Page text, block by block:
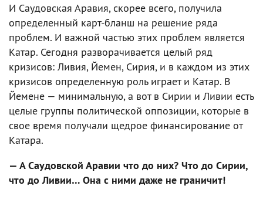
И Саудовская Аравия, скорее всего, получила
определенный карт-бланш на решение ряда
проблем. И важной частью этих проблем является
Катар. Сегодня разворачивается целый ряд
кризисов: Ливия, Йемен, Сирия, и в каждом из этих
кризисов определенную роль играет и Катар. В
Йемене — минимальную, а вот в Сирии и Ливии есть
целые группы политической оппозиции, которые в
свое время получали щедрое финансирование от
Катара.
— А Саудовской Аравии что до них? Что до Сирии,
что до Ливии… Она с ними даже не граничит!